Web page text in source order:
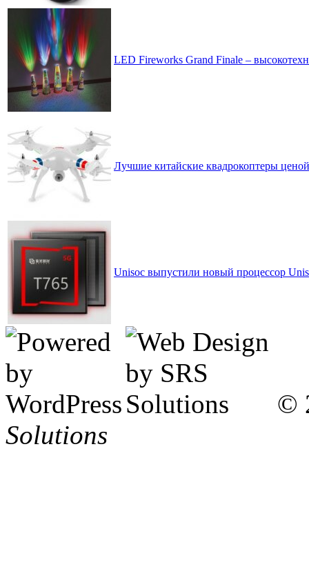
LED Fireworks Grand Finale –
Лучшие китайские квадрокоптеры
Unisoc выпустили новый процессор
©
Solutions